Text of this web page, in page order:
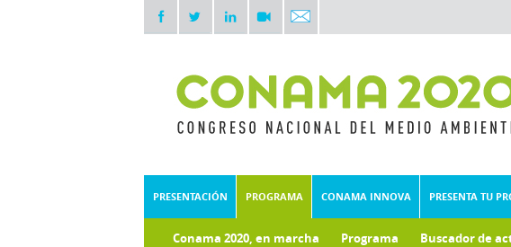
PRESENTACIÓN PROGRAMA CONAMA INNOVA PRESENTA TU
Conama 2020, en marcha Programa Buscador de